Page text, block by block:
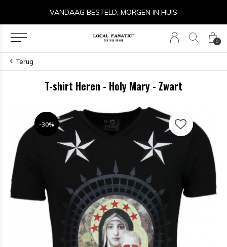
0
VANDAAG BESTELD, MORGEN IN HUIS
Terug
T-shirt Heren - Holy Mary - Zwart
-30%
-30%
-30%